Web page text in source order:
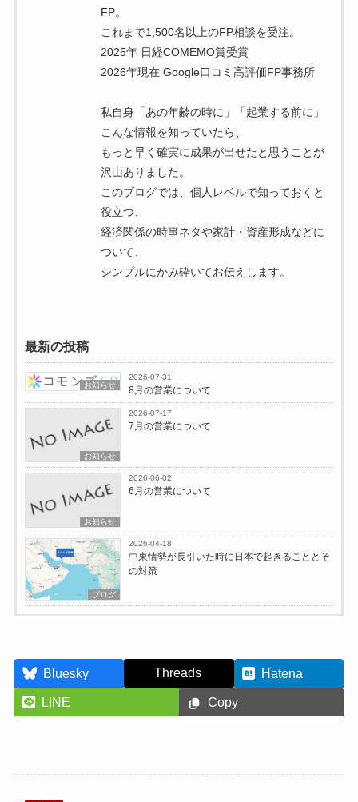
FP。
これまで1,500名以上のFP相談を受注。
2025年 日経COMEMO賞受賞
2026年現在 Google口コミ高評価FP事務所
私自身「あの年齢の時に」「起業する前に」
こんな情報を知っていたら、
もっと早く確実に成果が出せたと思うことが
沢山ありました。
このブログでは、個人レベルで知っておくと
役立つ、
経済関係の時事ネタや家計・資産形成などに
ついて、
シンプルにかみ砕いてお伝えします。
最新の投稿
お知らせ
2026-07-31
8月の営業について
お知らせ
2026-07-17
7月の営業について
お知らせ
2026-06-02
6月の営業について
ブログ
2026-04-18
中東情勢が長引いた時に日本で起きることとそ
の対策
Bluesky Threads
Hatena
LINE
Copy